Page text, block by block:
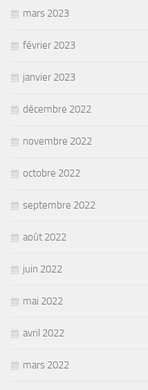
mars 2023
février 2023
janvier 2023
décembre 2022
novembre 2022
octobre 2022
septembre 2022
août 2022
juin 2022
mai 2022
avril 2022
mars 2022